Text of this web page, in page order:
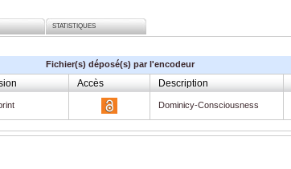
STATISTIQUES
Fichier(s) déposé(s) par l'encodeur
Accès Description
Dominicy-Consciousness